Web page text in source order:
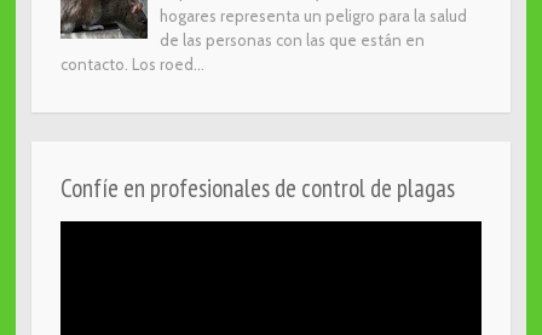
hogares representa un peligro para la salud
de las personas con las que están en
contacto. Los roed...
Confíe en profesionales de control de plagas